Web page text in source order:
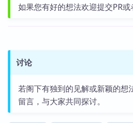
如果您有好的想法欢迎提交PR或
讨论
若阁下有独到的见解或新颖的想
留言，与大家共同探讨。